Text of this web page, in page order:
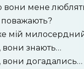
вони мене
мій
знають…
догадались…